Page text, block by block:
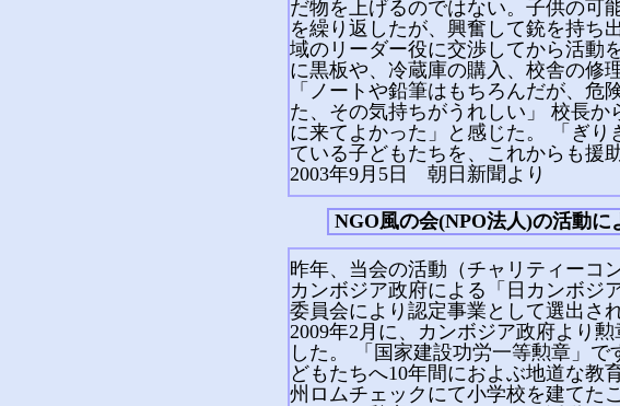
だ物を上げるのではない。子供の可
を繰り返したが、興奮して銃を持ち
域のリーダー役に交渉してから活動
に黒板や、冷蔵庫の購入、校舎の修
「ノートや鉛筆はもちろんだが、危
た、その気持ちがうれしい」 校長か
に来てよかった」と感じた。 「ぎり
ている子どもたちを、これからも援
2003年9月5日 朝日新聞より
NGO風の会(NPO法人)の活動
昨年、当会の活動（チャリティーコ
カンボジア政府による「日カンボジ
委員会により認定事業として選出さ
2009年2月に、カンボジア政府より
した。 「国家建設功労一等勲章」
どもたちへ10年間におよぶ地道な教
州ロムチェックにて小学校を建てた